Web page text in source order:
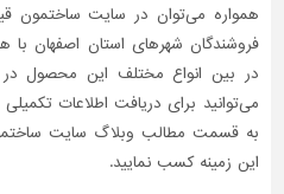
همواره می‌توان در سایت ساختمون
فروشندگان شهرهای استان اصفهان با
در بین انواع مختلف این محصول
می‌توانید برای دریافت اطلاعات
به قسمت مطالب وبلاگ سایت
این زمینه کسب نمایید.